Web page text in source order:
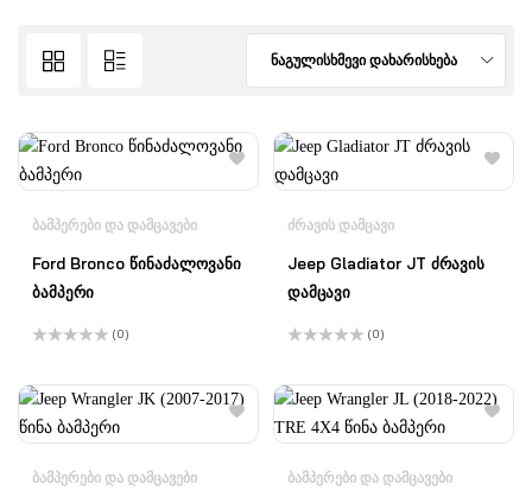
ნაგულისხმევი დახარისხება
ᲑᲐᲛᲞᲔᲠᲔᲑᲘ ᲓᲐ ᲓᲐᲛᲪᲐᲕᲔᲑᲘ
Ford Bronco წინაძალოვანი
ბამპერი
5-
დან
(0)
ᲫᲠᲐᲕᲘᲡ ᲓᲐᲛᲪᲐᲕᲘ
Jeep Gladiator JT ძრავის
დამცავი
5-
დან
(0)
ᲑᲐᲛᲞᲔᲠᲔᲑᲘ ᲓᲐ ᲓᲐᲛᲪᲐᲕᲔᲑᲘ ᲑᲐᲛᲞᲔᲠᲔᲑᲘ ᲓᲐ ᲓᲐᲛᲪᲐᲕᲔᲑᲘ